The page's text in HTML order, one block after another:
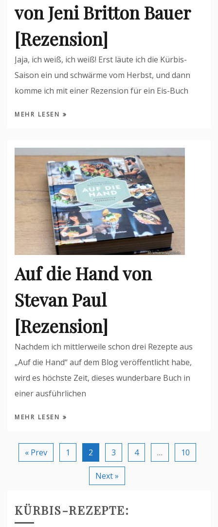
von Jeni Britton Bauer
[Rezension]
Jaja, ich weiß, ich weiß! Erst läute ich die Kürbis-
Saison ein und schwärme vom Herbst, und dann
komme ich mit einer Rezension für ein Eis-Buch
MEHR LESEN
Auf die Hand von
Stevan Paul
[Rezension]
Nachdem ich mittlerweile schon drei Rezepte aus
„Auf die Hand“ auf dem Blog veröffentlicht habe,
wird es höchste Zeit, dieses wunderbare Buch in
einer ausführlichen
MEHR LESEN
« Prev 1 2 3 4 … 10
Next »
KÜRBIS-REZEPTE: